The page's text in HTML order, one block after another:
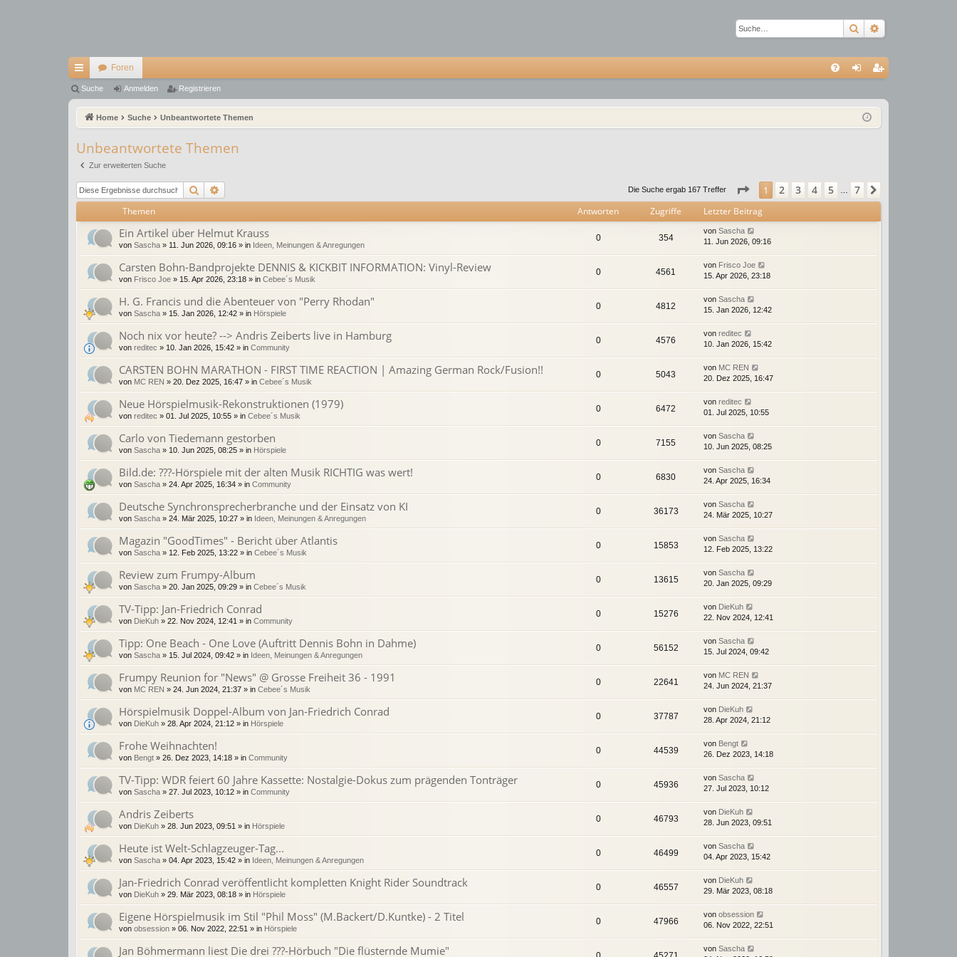
Suche
ch
ne
ug
Foren
Q m ist
Suche Anmelden Registrieren
Home Suche Unbeantwortete Themen
Unbeantwortete Themen
Zur erweiterten Suche
Suche Die Suche ergab 167 Treffer Seite 1von 7
1 2 3 4 5 … 7
Themen Antworten Zugriffe Letzter Beitrag
Ein Artikel über Helmut Krauss
von Sascha » 11. Jun 2026, 09:16 » in Ideen, Meinungen & Anregungen
0 354
von Sascha
11. Jun 2026, 09:16
Carsten Bohn-Bandprojekte DENNIS & KICKBIT INFORMATION: Vinyl-Review
von Frisco Joe » 15. Apr 2026, 23:18 » in Cebee´s Musik
0 4561
von Frisco Joe
15. Apr 2026, 23:18
H. G. Francis und die Abenteuer von "Perry Rhodan"
von Sascha » 15. Jan 2026, 12:42 » in Hörspiele
0 4812
von Sascha
15. Jan 2026, 12:42
Noch nix vor heute? --> Andris Zeiberts live in Hamburg
von reditec » 10. Jan 2026, 15:42 » in Community
0 4576
von reditec
10. Jan 2026, 15:42
CARSTEN BOHN MARATHON - FIRST TIME REACTION | Amazing German Rock/Fusion!!
von MC REN » 20. Dez 2025, 16:47 » in Cebee´s Musik
0 5043
von MC REN
20. Dez 2025, 16:47
Neue Hörspielmusik-Rekonstruktionen (1979)
von reditec » 01. Jul 2025, 10:55 » in Cebee´s Musik
0 6472
von reditec
01. Jul 2025, 10:55
Carlo von Tiedemann gestorben
von Sascha » 10. Jun 2025, 08:25 » in Hörspiele
0 7155
von Sascha
10. Jun 2025, 08:25
Bild.de: ???-Hörspiele mit der alten Musik RICHTIG was wert!
von Sascha » 24. Apr 2025, 16:34 » in Community
0 6830
von Sascha
24. Apr 2025, 16:34
Deutsche Synchronsprecherbranche und der Einsatz von KI
von Sascha » 24. Mär 2025, 10:27 » in Ideen, Meinungen & Anregungen
0 36173
von Sascha
24. Mär 2025, 10:27
Magazin "GoodTimes" - Bericht über Atlantis
von Sascha » 12. Feb 2025, 13:22 » in Cebee´s Musik
0 15853
von Sascha
12. Feb 2025, 13:22
Review zum Frumpy-Album
von Sascha » 20. Jan 2025, 09:29 » in Cebee´s Musik
0 13615
von Sascha
20. Jan 2025, 09:29
TV-Tipp: Jan-Friedrich Conrad
von DieKuh » 22. Nov 2024, 12:41 » in Community
0 15276
von DieKuh
22. Nov 2024, 12:41
Tipp: One Beach - One Love (Auftritt Dennis Bohn in Dahme)
von Sascha » 15. Jul 2024, 09:42 » in Ideen, Meinungen & Anregungen
0 56152
von Sascha
15. Jul 2024, 09:42
Frumpy Reunion for "News" @ Grosse Freiheit 36 - 1991
von MC REN » 24. Jun 2024, 21:37 » in Cebee´s Musik
0 22641
von MC REN
24. Jun 2024, 21:37
Hörspielmusik Doppel-Album von Jan-Friedrich Conrad
von DieKuh » 28. Apr 2024, 21:12 » in Hörspiele
0 37787
von DieKuh
28. Apr 2024, 21:12
Frohe Weihnachten!
von Bengt » 26. Dez 2023, 14:18 » in Community
0 44539
von Bengt
26. Dez 2023, 14:18
TV-Tipp: WDR feiert 60 Jahre Kassette: Nostalgie-Dokus zum prägenden Tonträger
von Sascha » 27. Jul 2023, 10:12 » in Community
0 45936
von Sascha
27. Jul 2023, 10:12
Andris Zeiberts
von DieKuh » 28. Jun 2023, 09:51 » in Hörspiele
0 46793
von DieKuh
28. Jun 2023, 09:51
Heute ist Welt-Schlagzeuger-Tag...
von Sascha » 04. Apr 2023, 15:42 » in Ideen, Meinungen & Anregungen
0 46499
von Sascha
04. Apr 2023, 15:42
Jan-Friedrich Conrad veröffentlicht kompletten Knight Rider Soundtrack
von DieKuh » 29. Mär 2023, 08:18 » in Hörspiele
0 46557
von DieKuh
29. Mär 2023, 08:18
Eigene Hörspielmusik im Stil "Phil Moss" (M.Backert/D.Kuntke) - 2 Titel
von obsession » 06. Nov 2022, 22:51 » in Hörspiele
0 47966
von obsession
06. Nov 2022, 22:51
Jan Böhmermann liest Die drei ???-Hörbuch "Die flüsternde Mumie" von Sascha